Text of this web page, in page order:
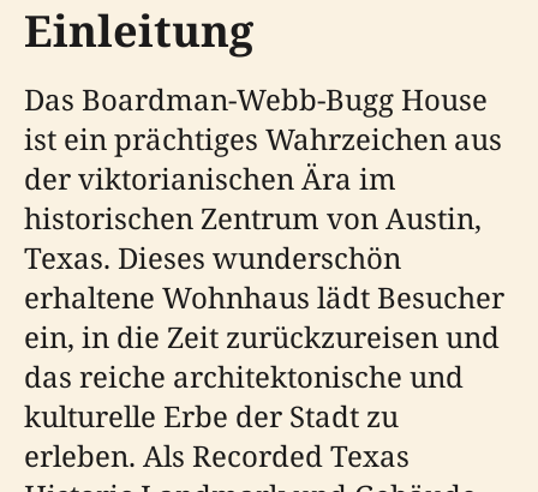
Einleitung
Das Boardman-Webb-Bugg House
ist ein prächtiges Wahrzeichen aus
der viktorianischen Ära im
historischen Zentrum von Austin,
Texas. Dieses wunderschön
erhaltene Wohnhaus lädt Besucher
ein, in die Zeit zurückzureisen und
das reiche architektonische und
kulturelle Erbe der Stadt zu
erleben. Als Recorded Texas